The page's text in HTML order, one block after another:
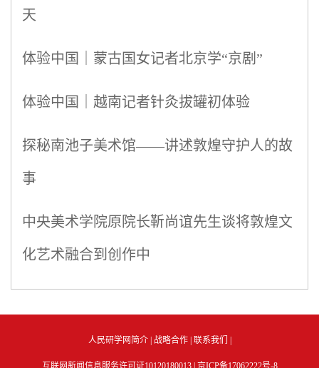
天
体验中国｜蒙古国女记者北京学“京剧”
体验中国｜越南记者针灸拔罐初体验
探秘南池子美术馆——讲述敦煌守护人的故
事
中央美术学院原院长靳尚谊先生谈将敦煌文
化艺术融合到创作中
人民研学网简介| 战略合作| 联系我们
互联网新闻信息服务许可证10120180013 | 京ICP备17062222号-8